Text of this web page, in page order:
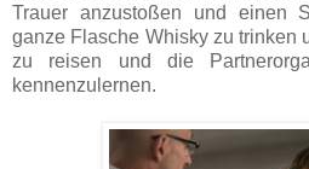
Trauer anzustoßen und einen
ganze Flasche Whisky zu trinken
zu reisen und die
kennenzulernen.